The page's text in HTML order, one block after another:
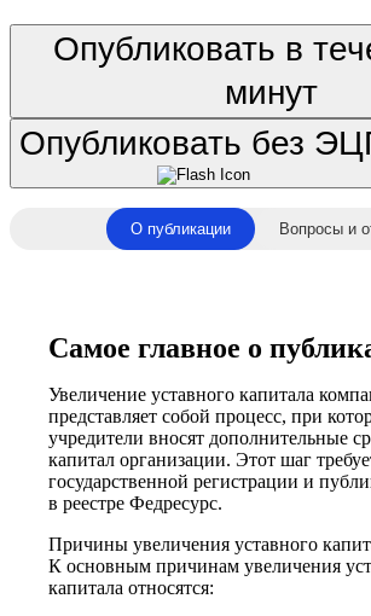
Опубликовать в
минут
Опубликовать без
О публикации Вопросы и
Самое главное о
Увеличение уставного капитала
представляет собой процесс, при
учредители вносят дополнительные
капитал организации. Этот шаг
государственной регистрации и
в реестре Федресурс.
Причины увеличения уставного
К основным причинам увеличения
капитала относятся: